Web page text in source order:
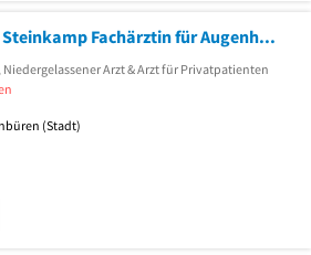
Dr.med. Susanne Steinkamp Fachärztin für Augenheilkunde
, Niedergelassener Arzt & Arzt für Privatpatienten
(Stadt)